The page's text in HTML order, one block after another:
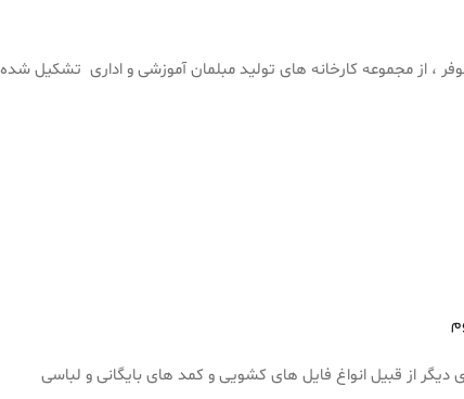
، از مجموعه کارخانه های تولید مبلمان آموزشی و اداری تشکیل
دیگر از قبیل انواغ فایل های کشویی و کمد های بایگانی و لباسی